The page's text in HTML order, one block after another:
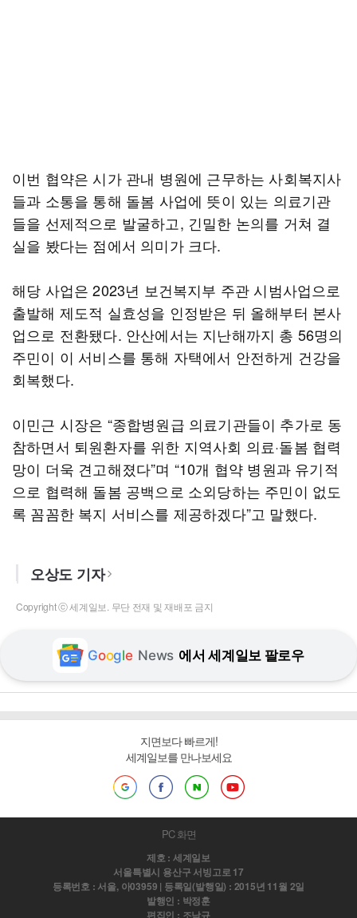
이번 협약은 시가 관내 병원에 근무하는 사회복지사
들과 소통을 통해 돌봄 사업에 뜻이 있는 의료기관
들을 선제적으로 발굴하고, 긴밀한 논의를 거쳐 결
실을 봤다는 점에서 의미가 크다.
해당 사업은 2023년 보건복지부 주관 시범사업으로
출발해 제도적 실효성을 인정받은 뒤 올해부터 본사
업으로 전환됐다. 안산에서는 지난해까지 총 56명의
주민이 이 서비스를 통해 자택에서 안전하게 건강을
회복했다.
이민근 시장은 “종합병원급 의료기관들이 추가로 동
참하면서 퇴원환자를 위한 지역사회 의료·돌봄 협력
망이 더욱 견고해졌다”며 “10개 협약 병원과 유기적
으로 협력해 돌봄 공백으로 소외당하는 주민이 없도
록 꼼꼼한 복지 서비스를 제공하겠다”고 말했다.
오상도 기자
Copyright ⓒ 세계일보. 무단 전재 및 재배포 금지
Google News 에서 세계일보 팔로우
지면보다 빠르게!
세계일보를 만나보세요
PC 화면
제호 : 세계일보
서울특별시 용산구 서빙고로 17
등록번호 : 서울, 아03959 | 등록일(발행일) : 2015년 11월 2일
발행인 : 박정훈
편집인 : 조남규